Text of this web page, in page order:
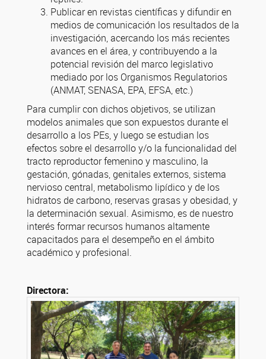
Publicar en revistas científicas y difundir en
medios de comunicación los resultados de la
investigación, acercando los más recientes
avances en el área, y contribuyendo a la
potencial revisión del marco legislativo
mediado por los Organismos Regulatorios
(ANMAT, SENASA, EPA, EFSA, etc.)
Para cumplir con dichos objetivos, se utilizan
modelos animales que son expuestos durante el
desarrollo a los PEs, y luego se estudian los
efectos sobre el desarrollo y/o la funcionalidad del
tracto reproductor femenino y masculino, la
gestación, gónadas, genitales externos, sistema
nervioso central, metabolismo lipídico y de los
hidratos de carbono, reservas grasas y obesidad, y
la determinación sexual. Asimismo, es de nuestro
interés formar recursos humanos altamente
capacitados para el desempeño en el ámbito
académico y profesional.
Directora: